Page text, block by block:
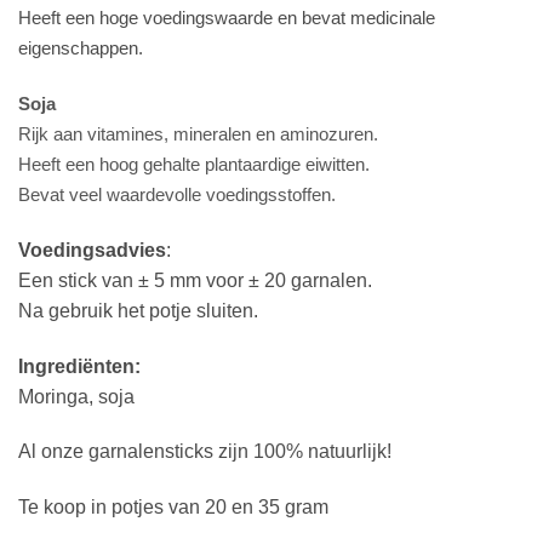
Heeft een hoge voedingswaarde en bevat medicinale
eigenschappen.
Soja
Rijk aan vitamines, mineralen en aminozuren.
Heeft een hoog gehalte plantaardige eiwitten.
Bevat veel waardevolle voedingsstoffen.
Voedingsadvies:
Een stick van ± 5 mm voor ± 20 garnalen.
Na gebruik het potje sluiten.
Ingrediënten:
Moringa, soja
Al onze garnalensticks zijn 100% natuurlijk!
Te koop in potjes van 20 en 35 gram